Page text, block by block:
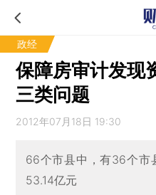
政经
保障房审计发现
三类问题
2012年07月18日 19:30
66个市县中，有36个市
53.14亿元